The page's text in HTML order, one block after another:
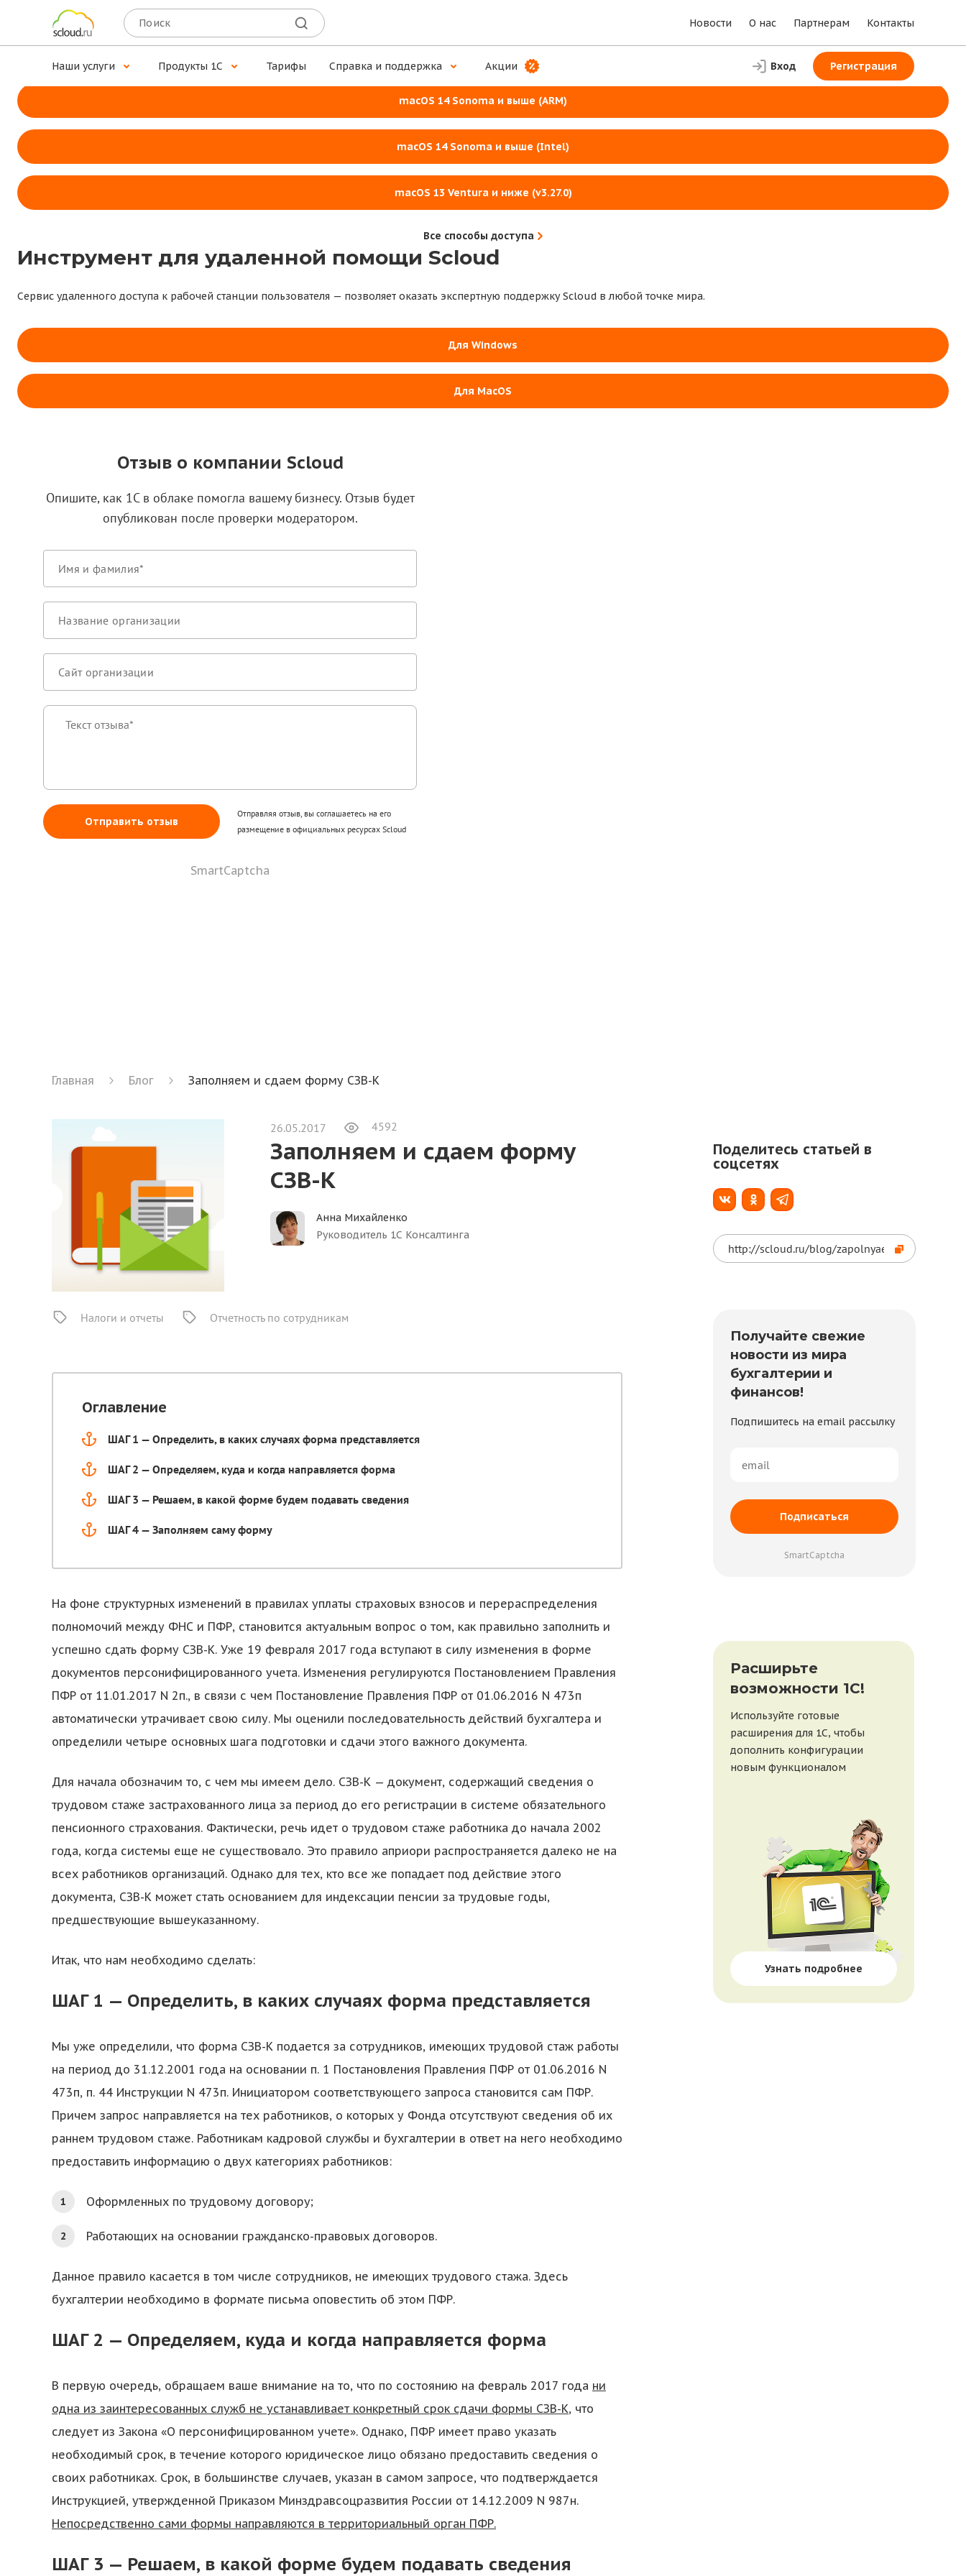
Доступ к 1С для MacOS
macOS 14 Sonoma и выше (ARM)
macOS 14 Sonoma и выше (Intel)
macOS 13 Ventura и ниже (v3.27.0)
Все способы доступа
Инструмент для удаленной помощи Scloud
Сервис удаленного доступа к рабочей станции пользователя — позволяет оказать экспертную поддержку Scloud в любой точке мира.
Для Windows
Для MacOS
Новости О нас Партнерам Контакты
Наши услуги Продукты 1С Тарифы Справка и поддержка Акции Вход Регистрация
Отзыв о компании Scloud
Опишите, как 1С в облаке помогла вашему бизнесу. Отзыв будет
опубликован после проверки модератором.
Отправить отзыв
Отправляя отзыв, вы соглашаетесь на его
размещение в официальных ресурсах Scloud
SmartCaptcha
Главная Блог Заполняем и сдаем форму СЗВ-К
26.05.2017 4592
Заполняем и сдаем форму
СЗВ-К
Анна Михайленко
Руководитель 1С Консалтинга
Налоги и отчеты Отчетность по сотрудникам
Оглавление
ШАГ 1 — Определить, в каких случаях форма представляется
ШАГ 2 — Определяем, куда и когда направляется форма
ШАГ 3 — Решаем, в какой форме будем подавать сведения
ШАГ 4 — Заполняем саму форму
На фоне структурных изменений в правилах уплаты страховых взносов и перераспределения
полномочий между ФНС и ПФР, становится актуальным вопрос о том, как правильно заполнить и
успешно сдать форму СЗВ-К. Уже 19 февраля 2017 года вступают в силу изменения в форме
документов персонифицированного учета. Изменения регулируются Постановлением Правления
ПФР от 11.01.2017 N 2п., в связи с чем Постановление Правления ПФР от 01.06.2016 N 473п
автоматически утрачивает свою силу. Мы оценили последовательность действий бухгалтера и
определили четыре основных шага подготовки и сдачи этого важного документа.
Для начала обозначим то, с чем мы имеем дело. СЗВ-К — документ, содержащий сведения о
трудовом стаже застрахованного лица за период до его регистрации в системе обязательного
пенсионного страхования. Фактически, речь идет о трудовом стаже работника до начала 2002
года, когда системы еще не существовало. Это правило априори распространяется далеко не на
всех работников организаций. Однако для тех, кто все же попадает под действие этого
документа, СЗВ-К может стать основанием для индексации пенсии за трудовые годы,
предшествующие вышеуказанному.
Итак, что нам необходимо сделать:
ШАГ 1 — Определить, в каких случаях форма представляется
Мы уже определили, что форма СЗВ-К подается за сотрудников, имеющих трудовой стаж работы
на период до 31.12.2001 года на основании п. 1 Постановления Правления ПФР от 01.06.2016 N
473п, п. 44 Инструкции N 473п. Инициатором соответствующего запроса становится сам ПФР.
Причем запрос направляется на тех работников, о которых у Фонда отсутствуют сведения об их
раннем трудовом стаже. Работникам кадровой службы и бухгалтерии в ответ на него необходимо
предоставить информацию о двух категориях работников:
Оформленных по трудовому договору;
Работающих на основании гражданско-правовых договоров.
Данное правило касается в том числе сотрудников, не имеющих трудового стажа. Здесь
бухгалтерии необходимо в формате письма оповестить об этом ПФР.
ШАГ 2 — Определяем, куда и когда направляется форма
В первую очередь, обращаем ваше внимание на то, что по состоянию на февраль 2017 года ни
одна из заинтересованных служб не устанавливает конкретный срок сдачи формы СЗВ-К, что
следует из Закона «О персонифицированном учете». Однако, ПФР имеет право указать
необходимый срок, в течение которого юридическое лицо обязано предоставить сведения о
своих работниках. Срок, в большинстве случаев, указан в самом запросе, что подтверждается
Инструкцией, утвержденной Приказом Минздравсоцразвития России от 14.12.2009 N 987н.
Непосредственно сами формы направляются в территориальный орган ПФР.
ШАГ 3 — Решаем, в какой форме будем подавать сведения
Поделитесь статьей в
соцсетях
Получайте свежие
новости из мира
бухгалтерии и
финансов!
Подпишитесь на email рассылку
Подписаться
SmartCaptcha
Расширьте
возможности 1С!
Используйте готовые
расширения для 1С, чтобы
дополнить конфигурации
новым функционалом
Узнать подробнее